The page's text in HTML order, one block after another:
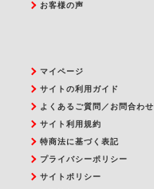
お客様の声
マイページ
サイトの利用ガイド
よくあるご質問／お問合わせ
サイト利用規約
特商法に基づく表記
プライバシーポリシー
サイトポリシー